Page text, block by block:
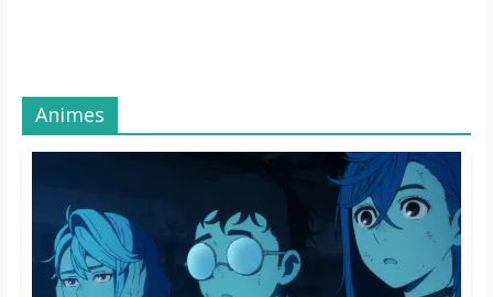
Animes